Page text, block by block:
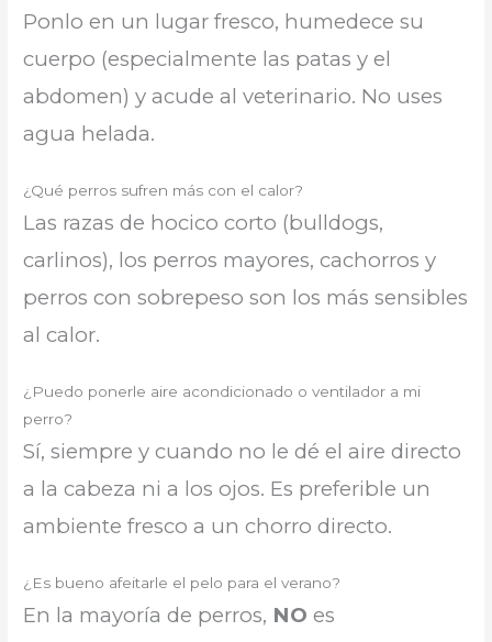
Ponlo en un lugar fresco, humedece su
cuerpo (especialmente las patas y el
abdomen) y acude al veterinario. No uses
agua helada.
¿Qué perros sufren más con el calor?
Las razas de hocico corto (bulldogs,
carlinos), los perros mayores, cachorros y
perros con sobrepeso son los más sensibles
al calor.
¿Puedo ponerle aire acondicionado o ventilador a mi
perro?
Sí, siempre y cuando no le dé el aire directo
a la cabeza ni a los ojos. Es preferible un
ambiente fresco a un chorro directo.
¿Es bueno afeitarle el pelo para el verano?
En la mayoría de perros, NO es